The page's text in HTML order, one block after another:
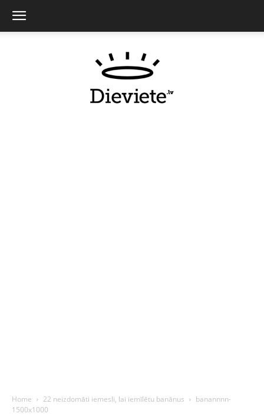
Home 22 neizdomāti iemesli, lai iemīlētu banānus
banannnn-
1500x1000